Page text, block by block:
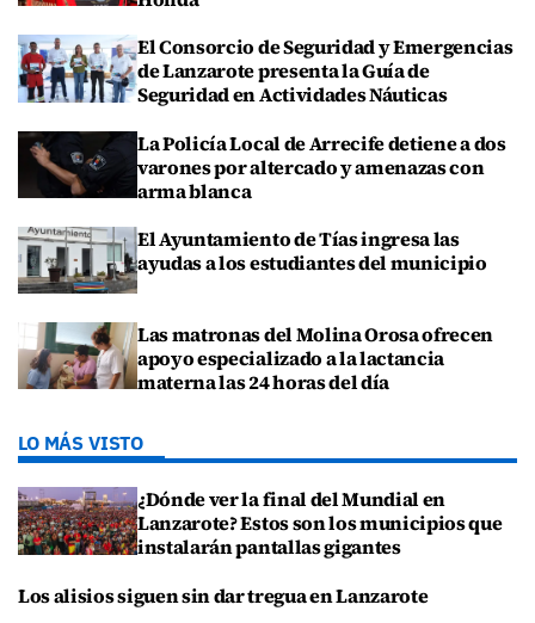
El Consorcio de Seguridad y Emergencias
de Lanzarote presenta la Guía de
Seguridad en Actividades Náuticas
La Policía Local de Arrecife detiene a dos
varones por altercado y amenazas con
arma blanca
El Ayuntamiento de Tías ingresa las
ayudas a los estudiantes del municipio
Las matronas del Molina Orosa ofrecen
apoyo especializado a la lactancia
materna las 24 horas del día
LO MÁS VISTO
¿Dónde ver la final del Mundial en
Lanzarote? Estos son los municipios que
instalarán pantallas gigantes
Los alisios siguen sin dar tregua en Lanzarote